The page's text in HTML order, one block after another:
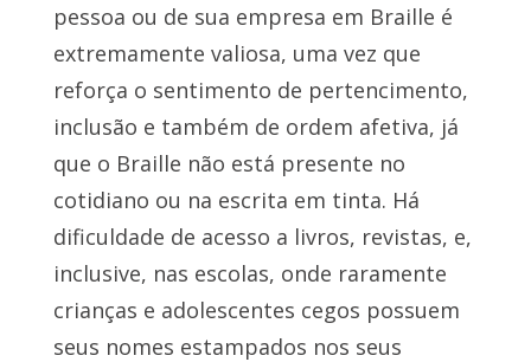
pessoa ou de sua empresa em Braille é
extremamente valiosa, uma vez que
reforça o sentimento de pertencimento,
inclusão e também de ordem afetiva, já
que o Braille não está presente no
cotidiano ou na escrita em tinta. Há
dificuldade de acesso a livros, revistas, e,
inclusive, nas escolas, onde raramente
crianças e adolescentes cegos possuem
seus nomes estampados nos seus